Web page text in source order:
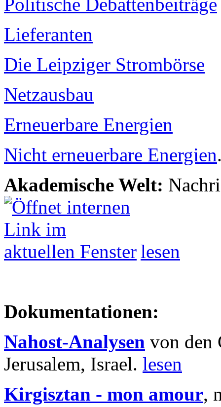
Politische Debattenbeiträge
Lieferanten
Die Leipziger Strombörse
Netzausbau
Erneuerbare Energien
Nicht erneuerbare Energien
Akademische Welt:
lesen
Dokumentationen:
Nahost-Analysen von den
Jerusalem, Israel. lesen
Kirgisztan - mon amour,